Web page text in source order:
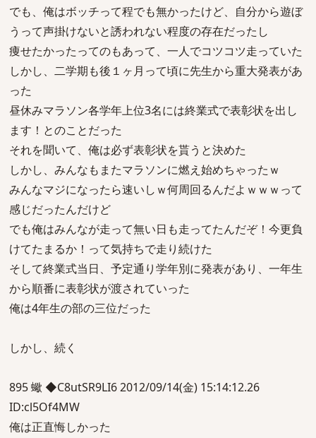
でも、俺はボッチって程でも無かったけど、自分から遊ぼ
うって声掛けないと誘われない程度の存在だったし
痩せたかったってのもあって、一人でコツコツ走っていた
しかし、二学期も後１ヶ月って頃に先生から重大発表があ
った
昼休みマラソン各学年上位3名には終業式で表彰状を出し
ます！とのことだった
それを聞いて、俺は必ず表彰状を貰うと決めた
しかし、みんなもまたマラソンに燃え始めちゃったｗ
みんなマジになったら速いしｗ何周回るんだよｗｗｗって
感じだったんだけど
でも俺はみんなが走って無い日も走ってたんだぞ！今更負
けてたまるか！って気持ちで走り続けた
そして終業式当日、予定通り学年別に発表があり、一年生
から順番に表彰状が渡されていった
俺は4年生の部の三位だった
しかし、続く
895 蠍 ◆C8utSR9LI6 2012/09/14(金) 15:14:12.26
ID:cl5Of4MW
俺は正直悔しかった